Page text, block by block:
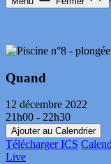
Quand
12 décembre 2022
21h00 - 22h30
Ajouter au Calendrier
Télécharger ICS
Live